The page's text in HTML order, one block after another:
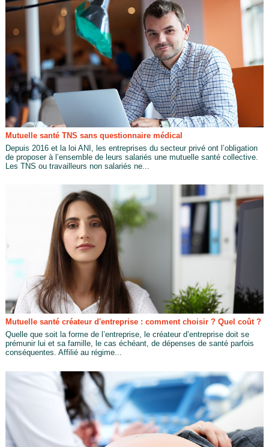
Mutuelle santé TNS sans questionnaire médical
Depuis 2016 et la loi ANI, les entreprises du secteur privé ont l’obligation
de proposer à l’ensemble de leurs salariés une mutuelle santé collective.
Les TNS ou travailleurs non salariés ne...
Mutuelle santé créateur d'entreprise : comment choisir ? Quel coût ?
Quelle que soit la forme de l’entreprise, le créateur d’entreprise doit se
prémunir lui et sa famille, le cas échéant, de dépenses de santé parfois
conséquentes. Affilié au régime...